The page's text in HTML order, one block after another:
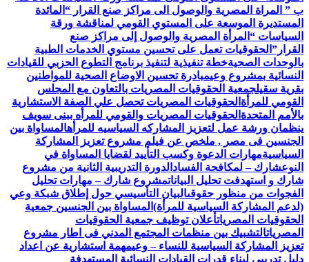
ب ” المراة المصرية والوصول الى مراكز صنع القرار “ المائدة
المستديرة الموسعة على المستوي القومي لمناقشة ورقة
السياسات “المرأة المصرية والوصول إلى مراكز صنع
القرار” الحقوقيات تعمل على تحسين مستوي الخدمات الطبية
بالوحدات الصحيةخطة تنفيذية لتنفيذ برنامج التطوع الحزبي للقيادات
النسائية بمشروع وعيمبادرة تحسين الاوضاع الصحية للمواطنين
بقرية سقيلجمعية الحقوقيات المصريات بالتعاون مع المجلس
القومي للمرأة الحقوقيات المصريات تحصل علي الصفة الاستشارية
بالأمم المتحدة الحقوقيات المصريات والقومي للمرأه ببنى سويف
ينظمان ورشة عمل لتعزيز المشاركه السياسيه للمرأهالمساواة بين
الجنسين فى مصر , ملخص عن فيلم مشروع تعزيز المشاركة
السياسيةمهارات الدعوة وكسب التأييد لقضايا المساواة في
النوعشارك – لمكافحة الفساد الدورة التدريبية الثانية من مشروع
شارك و استهدفت تحليل البياناتمشروع شارك – مهارات تحليل
الفجوات من منظور حقوقىالبيان التأسيسي حول إطلاق شبكة وعي
(لدعم المشاركة السياسية للمرأة) المساواة بين الجنسين جمعية
الحقوقيات المصرياتأعلان توظيف جمعية الحقوقيات
المصرياتالتشبيك بين منظمات المجتمع المدني فى اطار مشروع
تعزيز المشاركة السياسية للنساء – وعيمهمة استشارية عن اعداد
دليل تدريبى لبناء قدرات القيادات النسائية المستهدفة